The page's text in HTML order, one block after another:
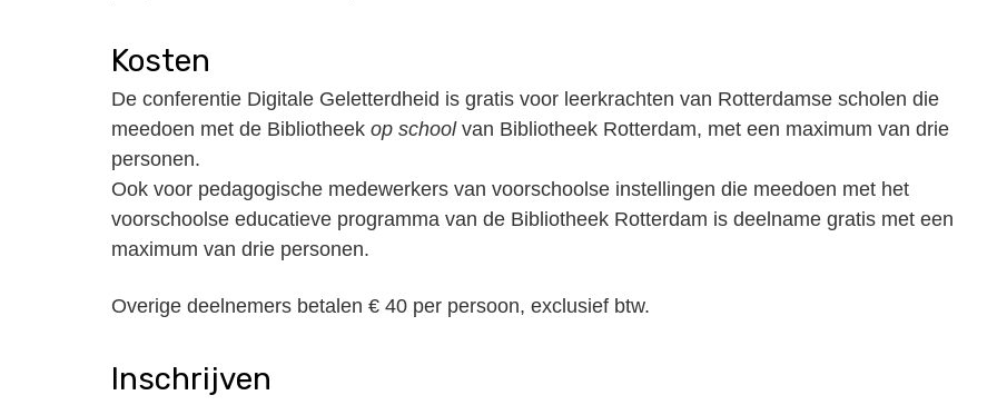
Kosten
De conferentie Digitale Geletterdheid is gratis voor leerkrachten van Rotterdamse scholen die
meedoen met de Bibliotheek op school van Bibliotheek Rotterdam, met een maximum van drie
personen.
Ook voor pedagogische medewerkers van voorschoolse instellingen die meedoen met het
voorschoolse educatieve programma van de Bibliotheek Rotterdam is deelname gratis met een
maximum van drie personen.
Overige deelnemers betalen € 40 per persoon, exclusief btw.
Inschrijven